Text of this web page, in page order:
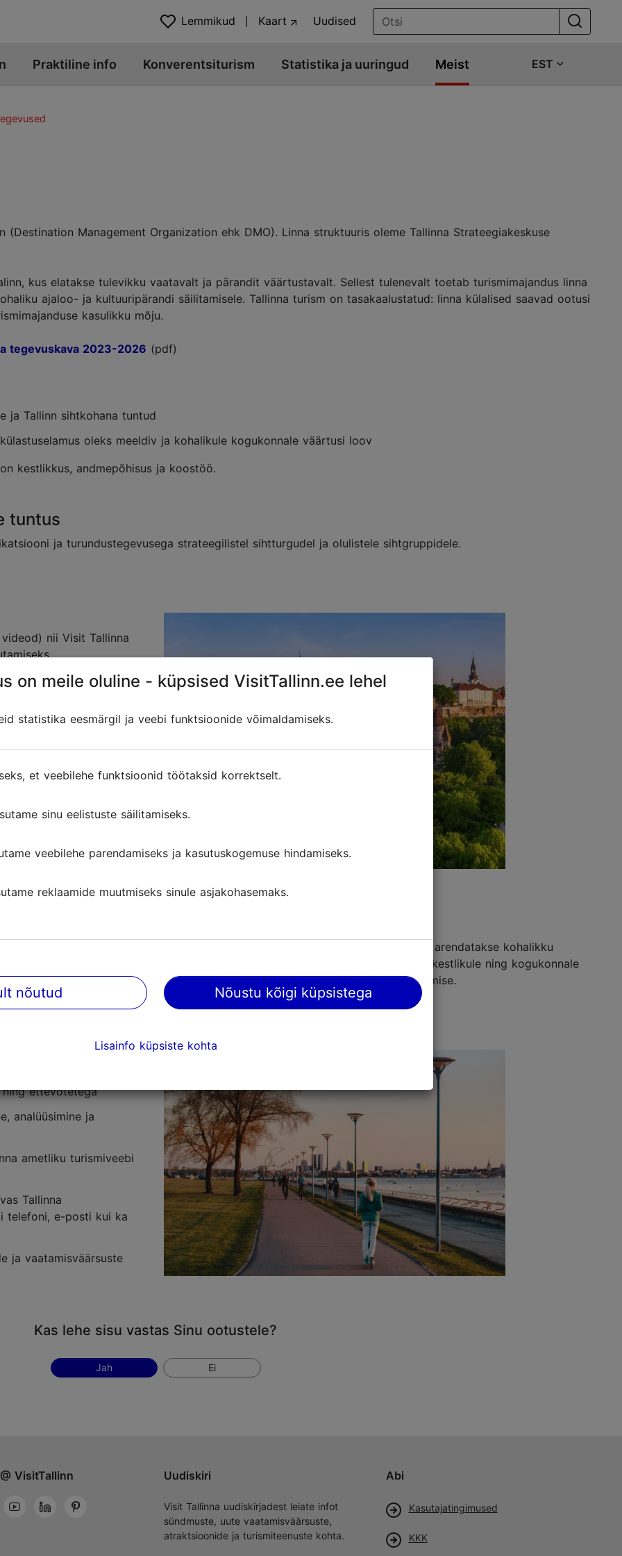
Lemmikud Kaart Uudised
Praktiline info Konverentsiturism Statistika ja uuringud Meist EST
Management Organization ehk DMO). Linna struktuuris oleme Tallinna Strateegiakeskuse
kus elatakse tulevikku vaatavalt ja pärandit väärtustavalt. Sellest tulenevalt toetab turismimajandus linna
ajaloo- ja kultuuripärandi säilitamisele. Tallinna turism on tasakaalustatud: linna külalised saavad ootusi
kasulikku mõju.
tegevuskava 2023-2026 (pdf)
ja Tallinn sihtkohana tuntud
oleks meeldiv ja kohalikule kogukonnale väärtusi loov
kestlikkus, andmepõhisus ja koostöö.
tuntus
ja turundustegevusega strateegilistel sihtturgudel ja olulistele sihtgruppidele.
nii Visit Tallinna
000 Visit Tallinna
ja mõjutajaid
luuakse tingimused meeldivaks külastuselamuseks. Turismisihtkohta arendatakse kohalikku
ja sihtkohale majanduslikku kasu loovalt. Sisukale, pikale, mugavale, kestlikule ning kogukonnale
mitmekesise info jagamise ja teenuste tutvustamise ning vahendamise.
koos linna ja
ning ettevõtetega
analüüsimine ja
ametliku turismiveebi
Tallinna
telefoni, e-posti kui ka
ja vaatamisväärsuste
Kas lehe sisu vastas Sinu ootustele?
Jah Ei
VisitTallinn Uudiskiri
Visit Tallinna uudiskirjadest leiate infot
sündmuste, uute vaatamisväärsuste,
atraktsioonide ja turismiteenuste kohta.
Abi
Kasutajatingimused
KKK
on meile oluline - küpsised VisitTallinn.ee lehel
statistika eesmärgil ja veebi funktsioonide võimaldamiseks.
et veebilehe funktsioonid töötaksid korrektselt.
sinu eelistuste säilitamiseks.
veebilehe parendamiseks ja kasutuskogemuse hindamiseks.
reklaamide muutmiseks sinule asjakohasemaks.
nõutud Nõustu kõigi küpsistega
Lisainfo küpsiste kohta